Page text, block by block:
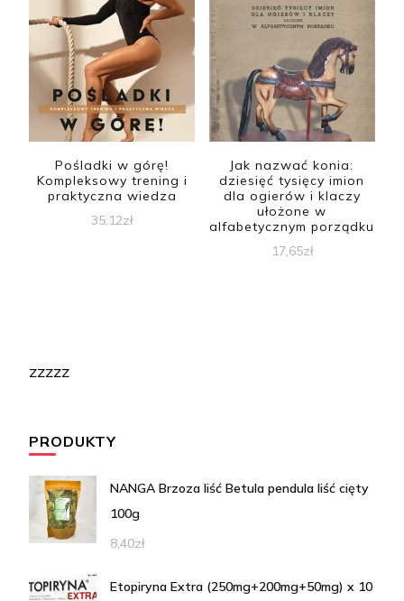
Pośladki w górę!
Kompleksowy trening i
praktyczna wiedza
35,12zł
Jak nazwać konia:
dziesięć tysięcy imion
dla ogierów i klaczy
ułożone w
alfabetycznym porządku
17,65zł
zzzzz
PRODUKTY
NANGA Brzoza liść Betula pendula liść cięty
100g
8,40zł
Etopiryna Extra (250mg+200mg+50mg) x 10